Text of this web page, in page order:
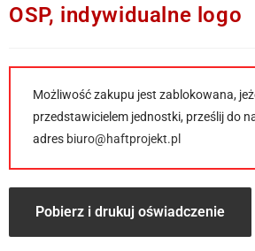
OSP, indywidualne logo
Możliwość zakupu jest zablokowana,
przedstawicielem jednostki, prześlij do
adres biuro@haftprojekt.pl
Pobierz i drukuj oświadczenie